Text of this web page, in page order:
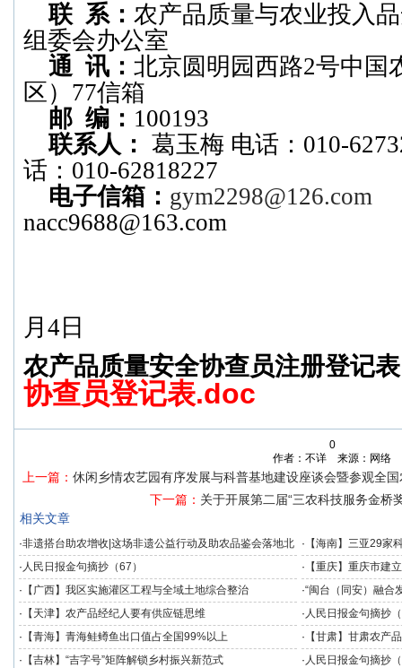
联 系： 农产品质量与农业投入
组委会办公室
通 讯： 北京圆明园西路2号中国
区）77信箱
邮 编： 100193
联系人： 葛玉梅 电话：010-
话：010-62818227
电子信箱： gym2298@126.com
nacc9688@163.com
月4日
农产品质量安全协查员注册登记表
协查员登记表.doc
0
作者：不详 来源：网络
上一篇： 休闲乡情农艺园有序发展与科普基地建设座谈会暨参观全
下一篇： 关于开展第二届“三农科技服务金桥
相关文章
·非遗搭台助农增收|这场非遗公益行动及助农品鉴会落地北
京
· 【海南】三亚29家
· 人民日报金句摘抄（67） · 【重庆】重庆市建
度
· 【广西】我区实施灌区工程与全域土地综合整治 ·“闽台（同安）融合
发展提供数据支撑
· 【天津】农产品经纪人要有供应链思维 · 人民日报金句摘抄
· 【青海】青海鲑鳟鱼出口值占全国99%以上 · 【甘肃】甘肃农产
· 【吉林】“吉字号”矩阵解锁乡村振兴新范式 · 人民日报金句摘抄